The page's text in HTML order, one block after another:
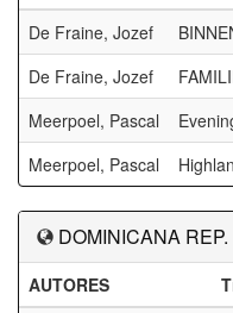
De Fraine, Jozef
De Fraine, Jozef
Meerpoel, Pascal
Meerpoel, Pascal
DOMINICANA REP.
AUTORES